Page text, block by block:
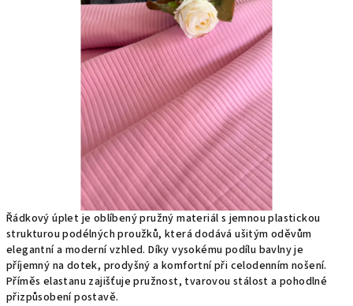
Řádkový úplet je oblíbený pružný materiál s jemnou plastickou
strukturou podélných proužků, která dodává ušitým oděvům
elegantní a moderní vzhled. Díky vysokému podílu bavlny je
příjemný na dotek, prodyšný a komfortní při celodenním nošení.
Příměs elastanu zajišťuje pružnost, tvarovou stálost a pohodlné
přizpůsobení postavě.